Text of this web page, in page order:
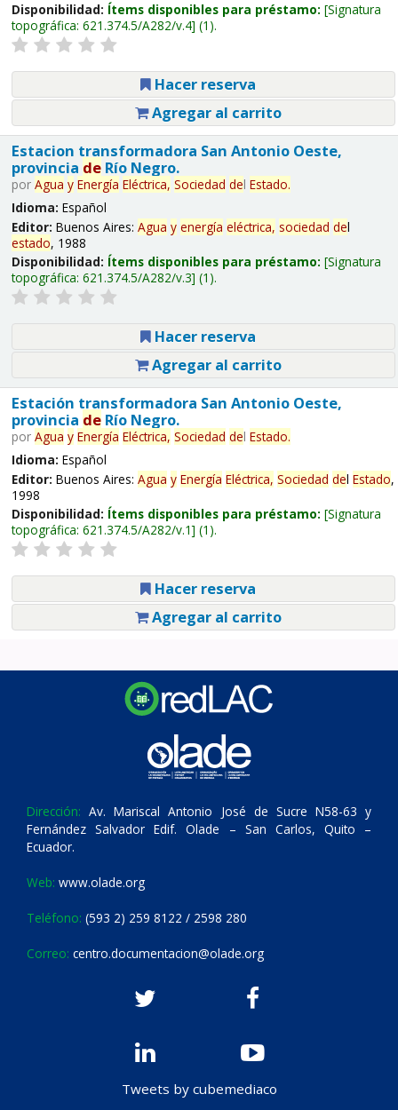
Disponibilidad: Ítems disponibles para préstamo: Signatura
topográfica: 621.374.5/A282/v.4 (1).
Hacer reserva
Agregar al carrito
Estacion transformadora San Antonio Oeste,
provincia deRío Negro.
por Agua y Energía Eléctrica, Sociedad del Estado.
Idioma: Español
Editor: Buenos Aires: Agua y energía eléctrica, sociedad del
estado, 1988
Disponibilidad: Ítems disponibles para préstamo: Signatura
topográfica: 621.374.5/A282/v.3 (1).
Hacer reserva
Agregar al carrito
Estación transformadora San Antonio Oeste,
provincia deRío Negro.
por Agua y Energía Eléctrica, Sociedad del Estado.
Idioma: Español
Editor: Buenos Aires: Agua y Energía Eléctrica, Sociedad del Estado,
1998
Disponibilidad: Ítems disponibles para préstamo: Signatura
topográfica: 621.374.5/A282/v.1 (1).
Hacer reserva
Agregar al carrito
Dirección: Av. Mariscal Antonio José de Sucre N58-63 y
Fernández Salvador Edif. Olade – San Carlos, Quito –
Ecuador.
Web: www.olade.org
Teléfono: (593 2) 259 8122 / 2598 280
Correo: centro.documentacion@olade.org
Tweets by cubemediaco